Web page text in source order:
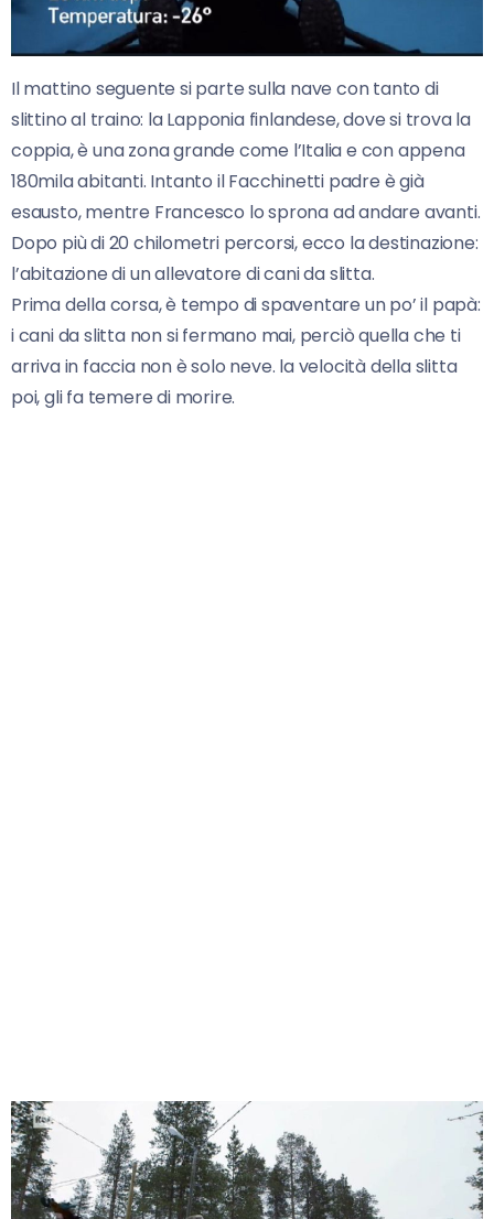
Il mattino seguente si parte sulla nave con tanto di
slittino al traino: la Lapponia finlandese, dove si trova la
coppia, è una zona grande come l’Italia e con appena
180mila abitanti. Intanto il Facchinetti padre è già
esausto, mentre Francesco lo sprona ad andare avanti.
Dopo più di 20 chilometri percorsi, ecco la destinazione:
l’abitazione di un allevatore di cani da slitta.
Prima della corsa, è tempo di spaventare un po’ il papà:
i cani da slitta non si fermano mai, perciò quella che ti
arriva in faccia non è solo neve. la velocità della slitta
poi, gli fa temere di morire.